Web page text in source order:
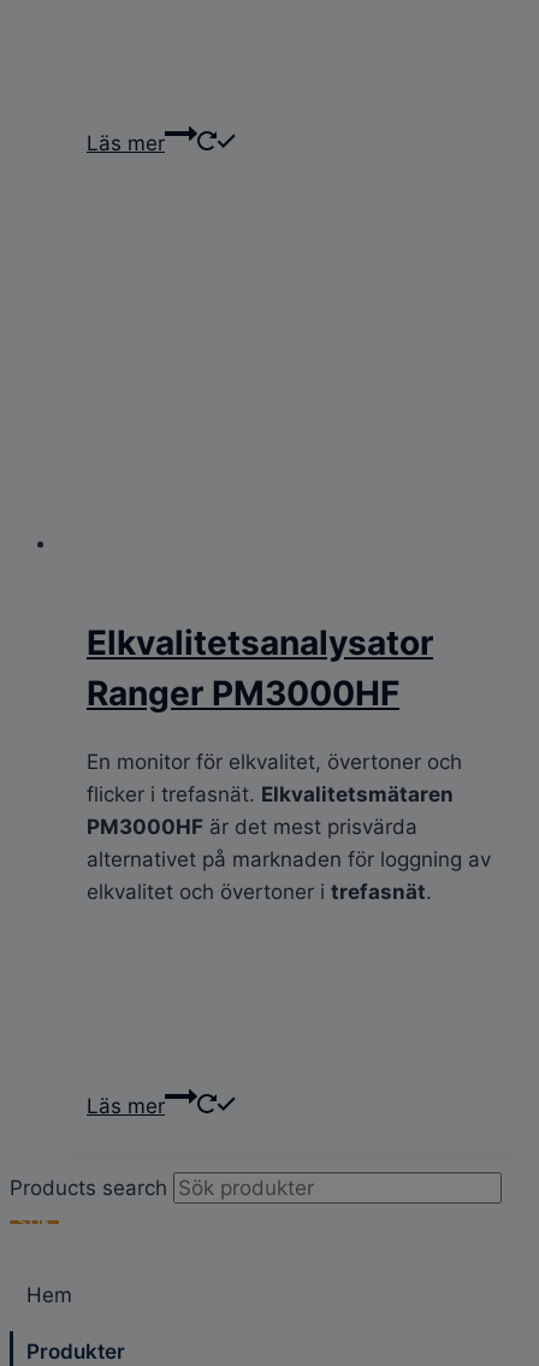
Läs mer
Elkvalitetsanalysator
Ranger PM3000HF
En monitor för elkvalitet, övertoner och
flicker i trefasnät. Elkvalitetsmätaren
PM3000HF är det mest prisvärda
alternativet på marknaden för loggning av
elkvalitet och övertoner i trefasnät.
Läs mer
Products search
SÖK
Hem
Produkter